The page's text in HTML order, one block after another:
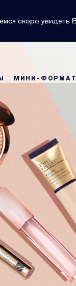
скоро увидеть
МИНИ-